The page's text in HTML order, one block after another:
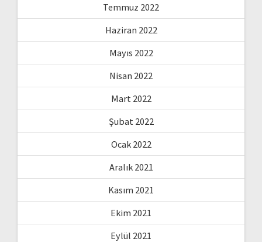
Temmuz 2022
Haziran 2022
Mayıs 2022
Nisan 2022
Mart 2022
Şubat 2022
Ocak 2022
Aralık 2021
Kasım 2021
Ekim 2021
Eylül 2021